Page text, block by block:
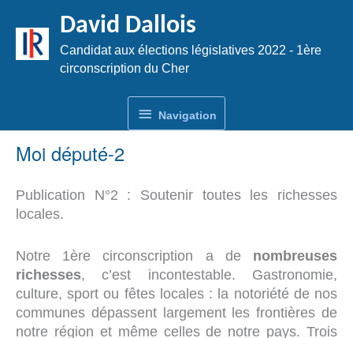
contenu
David Dallois
Candidat aux élections législatives 2022 - 1ère
circonscription du Cher
Navigation
Navigation
Moi député-2
Publication N°2 : Soutenir toutes les richesses
locales.
Notre 1ère circonscription a de nombreuses
richesses, c’est incontestable. Gastronomie,
culture, sport ou fêtes locales : la notoriété de nos
communes dépassent largement les frontières de
notre région et même celles de notre pays. Trois